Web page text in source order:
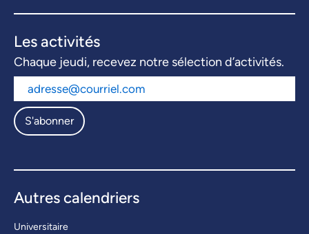
Les activités
Chaque jeudi, recevez notre sélection d’activités.
S'abonner
Autres calendriers
Universitaire